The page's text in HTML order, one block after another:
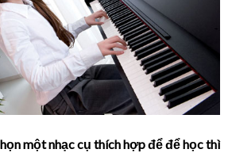
một nhạc cụ thích hợp để để học thì